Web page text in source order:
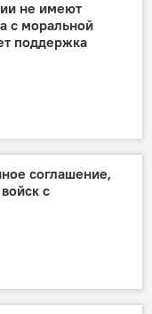
не имеют
с моральной
поддержка
соглашение,
с